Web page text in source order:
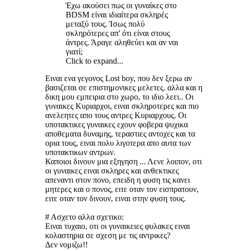
Έχω ακούσει πως οι γυναίκες στο
BDSM είναι ιδιαίτερα σκληρές
μεταξύ τους. Ίσως πολύ
σκληρότερες απ' ότι είναι στους
άντρες. Άραγε αληθεύει και αν ναι
γιατί;
Click to expand...
Ειναι ενα γεγονος Lost boy, που δεν ξερω αν
βασιζεται σε επιστημονικες μελετες. αλλα και η
δικη μου εμπειρια στο χωρο, το ιδιο λεει.. Οι
γυναικες Κυριαρχοι, ειναι σκληροτερες και πιο
ανελεητες απο τους αντρες Κυριαρχους. Οι
υποτακτικες γυναικες εχουν φοβερα ψυχικα
αποθεματα δυναμης, τεραστιες αντοχες και τα
ορια τους, ειναι πολυ λιγοτερα απο αυτα των
υποτακτικων αντρων.
Καποιοι δινουν μια εξηγηση ... Λενε λοιπον, οτι
οι γυναικες ειναι σκληρες και ανθεκτικες
απεναντι στον πονο, επειδη η φυση τις κανει
μητερες και ο πονος, ειτε οταν τον εισπρατουν,
ειτε οταν τον δινουν, ειναι στην φυση τους.
# Ασχετο αλλα σχετικο:
Eιναι τυχαιο, οτι οι γυναικειες φυλακες ειναι
κολαστηρια σε σχεση με τις αντρικες?
Δεν νομιζω!!